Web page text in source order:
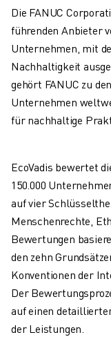
ROBODRILL KOMPAKTE
ROBODRILL HARDWARE
ROBODRILL SOFTWARE
ROBODRILL
ROBODRILL
ROBODRILL ROBOTER-
ROBODRILL
ROBOSHOT
ROBOSHOT HARDWARE
ROBOSHOT SOFTWARE
ROBOSHOT
ROBOSHOT ROBOTER-
ROBOSHOT
ROBOSHOT TOTAL
ROBOCUT
ROBOCUT HARDWARE
Die FANUC
führenden Anbieter
Unternehmen, mit
Nachhaltigkeit
gehört FANUC zu
Unternehmen
für nachhaltige
EcoVadis bewertet
150.000
auf vier
Menschenrechte,
Bewertungen
den zehn
Konventionen der
Der
auf einen
der Leistungen.